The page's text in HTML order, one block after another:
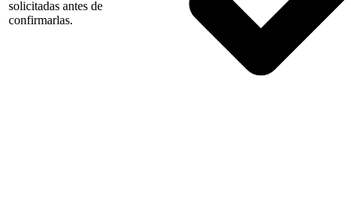
solicitadas antes de
confirmarlas.